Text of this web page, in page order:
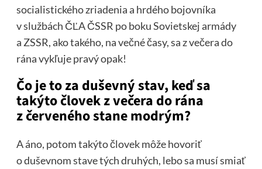
socialistického zriadenia a hrdého bojovníka
v službách ČĽA ČSSR po boku Sovietskej armády
a ZSSR, ako takého, na večné časy, sa z večera do
rána vykľuje pravý opak!
Čo je to za duševný stav, keď sa
takýto človek z večera do rána
z červeného stane modrým?
A áno, potom takýto človek môže hovoriť
o duševnom stave tých druhých, lebo sa musí smiať